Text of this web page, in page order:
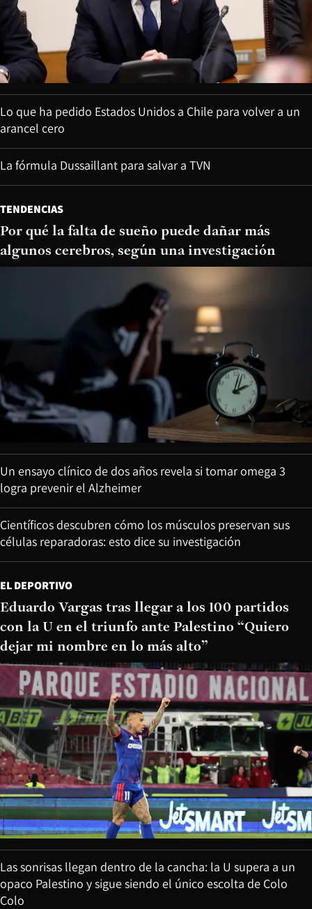
Lo que ha pedido Estados Unidos a Chile para volver a un
arancel cero
La fórmula Dussaillant para salvar a TVN
TENDENCIAS
Por qué la falta de sueño puede dañar más
algunos cerebros, según una investigación
Un ensayo clínico de dos años revela si tomar omega 3
logra prevenir el Alzheimer
Científicos descubren cómo los músculos preservan sus
células reparadoras: esto dice su investigación
EL DEPORTIVO
Eduardo Vargas tras llegar a los 100 partidos
con la U en el triunfo ante Palestino “Quiero
dejar mi nombre en lo más alto”
Las sonrisas llegan dentro de la cancha: la U supera a un
opaco Palestino y sigue siendo el único escolta de Colo
Colo